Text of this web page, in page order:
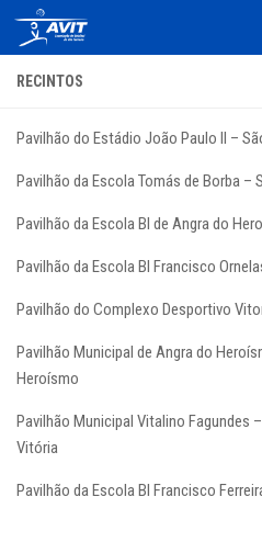
Skip to content
RECINTOS
Pavilhão do Estádio João Paulo II –
Pavilhão da Escola Tomás de Borba –
Pavilhão da Escola BI de Angra do
Pavilhão da Escola BI Francisco
Pavilhão do Complexo Desportivo
Pavilhão Municipal de Angra do
Heroísmo
Pavilhão Municipal Vitalino Fagundes
Vitória
Pavilhão da Escola BI Francisco